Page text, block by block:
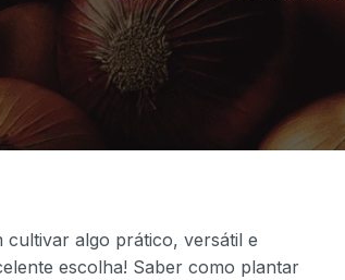
cultivar algo prático, versátil e
escolha! Saber como plantar